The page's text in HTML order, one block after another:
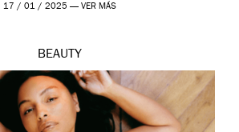
17 / 01 / 2025 — VER MÁS
BEAUTY